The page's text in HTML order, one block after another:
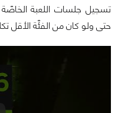
تسجيل جلسات اللعبة
حتى ولو كان من الفئّة الأقل